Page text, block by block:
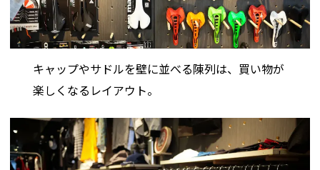
キャップやサドルを壁に並べる陳列は、買い物が
楽しくなるレイアウト。